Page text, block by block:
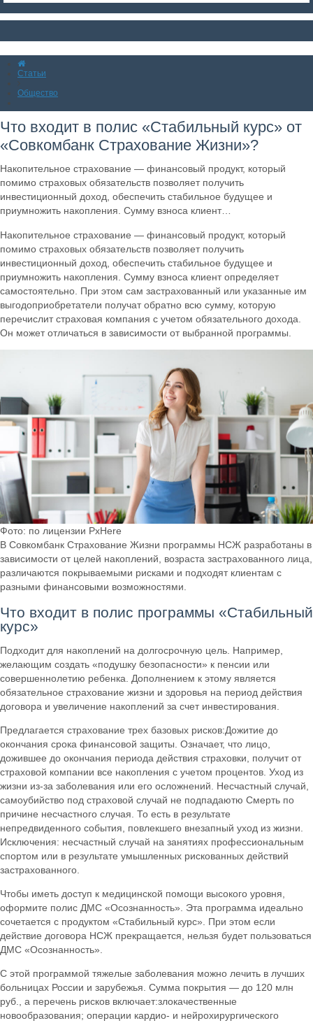
Статьи
Общество
Что входит в полис «Стабильный курс» от
«Совкомбанк Страхование Жизни»?
Накопительное страхование — финансовый продукт, который
помимо страховых обязательств позволяет получить
инвестиционный доход, обеспечить стабильное будущее и
приумножить накопления. Сумму взноса клиент…
Накопительное страхование — финансовый продукт, который
помимо страховых обязательств позволяет получить
инвестиционный доход, обеспечить стабильное будущее и
приумножить накопления. Сумму взноса клиент определяет
самостоятельно. При этом сам застрахованный или указанные им
выгодоприобретатели получат обратно всю сумму, которую
перечислит страховая компания с учетом обязательного дохода.
Он может отличаться в зависимости от выбранной программы.
Фото: по лицензии PxHere
В Совкомбанк Страхование Жизни программы НСЖ разработаны в
зависимости от целей накоплений, возраста застрахованного лица,
различаются покрываемыми рисками и подходят клиентам с
разными финансовыми возможностями.
Что входит в полис программы «Стабильный
курс»
Подходит для накоплений на долгосрочную цель. Например,
желающим создать «подушку безопасности» к пенсии или
совершеннолетию ребенка. Дополнением к этому является
обязательное страхование жизни и здоровья на период действия
договора и увеличение накоплений за счет инвестирования.
Предлагается страхование трех базовых рисков:Дожитие до
окончания срока финансовой защиты. Означает, что лицо,
дожившее до окончания периода действия страховки, получит от
страховой компании все накопления с учетом процентов. Уход из
жизни из-за заболевания или его осложнений. Несчастный случай,
самоубийство под страховой случай не подпадаютю Смерть по
причине несчастного случая. То есть в результате
непредвиденного события, повлекшего внезапный уход из жизни.
Исключения: несчастный случай на занятиях профессиональным
спортом или в результате умышленных рискованных действий
застрахованного.
Чтобы иметь доступ к медицинской помощи высокого уровня,
оформите полис ДМС «Осознанность». Эта программа идеально
сочетается с продуктом «Стабильный курс». При этом если
действие договора НСЖ прекращается, нельзя будет пользоваться
ДМС «Осознанность».
С этой программой тяжелые заболевания можно лечить в лучших
больницах России и зарубежья. Сумма покрытия — до 120 млн
руб., а перечень рисков включает:злокачественные
новообразования; операции кардио- и нейрохирургического